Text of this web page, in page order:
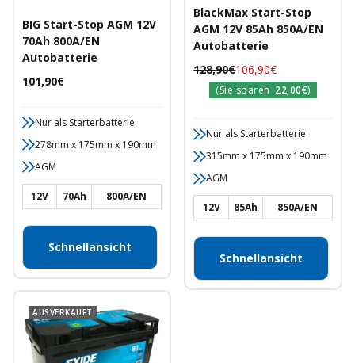
BIG Start-Stop AGM 12V
70Ah 800A/EN
Autobatterie
Angebotspreis
101,90€
Nur als Starterbatterie
278mm x 175mm x 190mm
AGM
12V 70Ah 800A/EN
Schnellansicht
BlackMax Start-Stop
AGM 12V 85Ah 850A/EN
Autobatterie
Angebotspreis
106,90€
Regulärer
Preis
128,90€
(Sie sparen 22,00€)
Nur als Starterbatterie
315mm x 175mm x 190mm
AGM
12V 85Ah 850A/EN
Schnellansicht
AUSVERKAUFT